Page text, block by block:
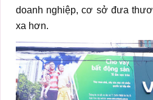
doanh nghiệp, cơ sở đưa
xa hơn.